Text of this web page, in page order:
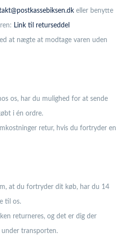
eller benytte
Link til returseddel
at nægte at modtage varen uden
os, har du mulighed for at sende
i én ordre.
retur, hvis du fortryder en
at du fortryder dit køb, har du 14
til os.
returneres, og det er dig der
transporten.